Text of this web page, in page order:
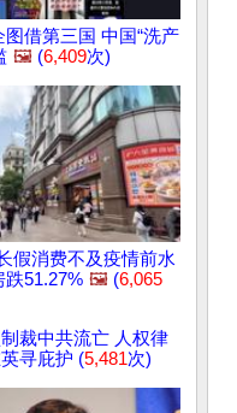
借第三国 中国“洗产
🖼️ (6,409次)
假消费不及疫情前水
跌51.27% 🖼️ (6,065
裁中共流亡 人权律
寻庇护 (5,481次)